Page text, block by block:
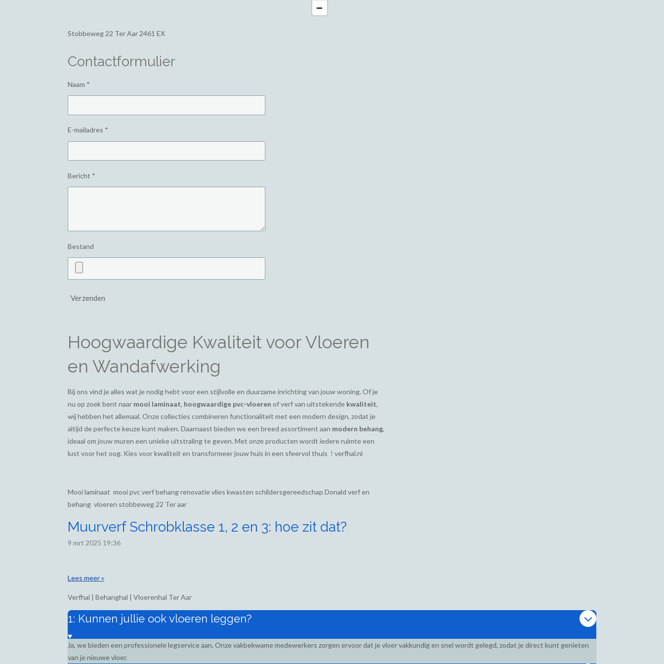
Stobbeweg 22 Ter Aar 2461 EX
Contactformulier
Naam *
E-mailadres *
Bericht *
Bestand
Verzenden
Hoogwaardige Kwaliteit voor Vloeren
en Wandafwerking
Bij ons vind je alles wat je nodig hebt voor een stijlvolle en duurzame inrichting van jouw woning. Of je
nu op zoek bent naar mooi laminaat, hoogwaardige pvc-vloeren of verf van uitstekende kwaliteit,
wij hebben het allemaal. Onze collecties combineren functionaliteit met een modern design, zodat je
altijd de perfecte keuze kunt maken. Daarnaast bieden we een breed assortiment aan modern behang,
ideaal om jouw muren een unieke uitstraling te geven. Met onze producten wordt iedere ruimte een
lust voor het oog. Kies voor kwaliteit en transformeer jouw huis in een sfeervol thuis ! verfhal.nl
Mooi laminaat mooi pvc verf behang renovatie vlies kwasten schildersgereedschap Donald verf en
behang vloeren stobbeweg 22 Ter aar
Muurverf Schrobklasse 1, 2 en 3: hoe zit dat?
9 mrt 2025 19:36
Lees meer »
Verfhal | Behanghal | Vloerenhal Ter Aar
1: Kunnen jullie ook vloeren leggen?
Ja, we bieden een professionele legservice aan. Onze vakbekwame medewerkers zorgen ervoor dat je vloer vakkundig en snel wordt gelegd, zodat je direct kunt genieten
van je nieuwe vloer.